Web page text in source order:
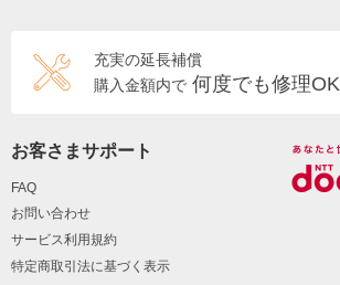
充実の延長補償
購入金額内で 何度でも修理OK
お客さまサポート
FAQ
お問い合わせ
サービス利用規約
特定商取引法に基づく表示